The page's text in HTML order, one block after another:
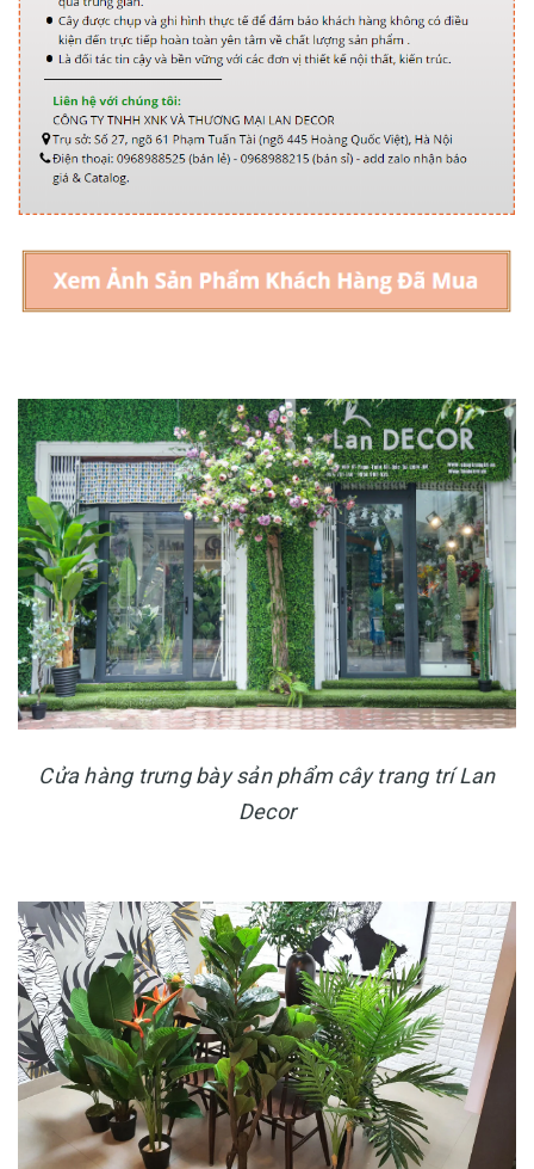
Cửa hàng trưng bày sản phẩm cây trang trí Lan
Decor